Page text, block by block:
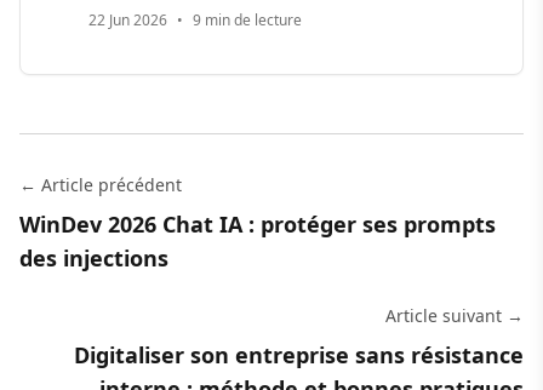
22 Jun 2026 • 9 min de lecture
← Article précédent
WinDev 2026 Chat IA : protéger ses prompts
des injections
Article suivant →
Digitaliser son entreprise sans résistance